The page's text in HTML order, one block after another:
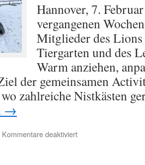
Hannover, 7.
vergangenen
Mitglieder des
Tiergarten und des
Warm anziehen,
der gemeinsamen
zahlreiche Nistkästen
→
Kommentare deaktiviertfür